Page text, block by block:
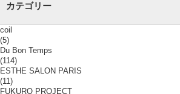
カテゴリー
coil
(5)
Du Bon Temps
(114)
ESTHE SALON PARIS
(11)
FUKURO PROJECT